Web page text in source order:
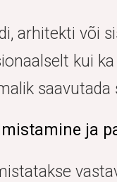
arhitekti või
kui
ja